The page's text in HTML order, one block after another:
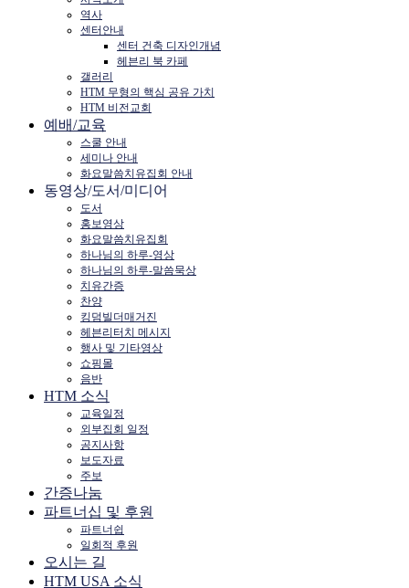
역사
센터안내
센터 건축 디자인개념
헤븐리 북 카페
갤러리
HTM 무형의 핵심 공유 가치
HTM 비전교회
예배/교육
스쿨 안내
세미나 안내
화요말씀치유집회 안내
동영상/도서/미디어
도서
홍보영상
화요말씀치유집회
하나님의 하루-영상
하나님의 하루-말씀묵상
치유간증
찬양
킹덤빌더매거진
헤븐리터치 메시지
행사 및 기타영상
쇼핑몰
음반
HTM 소식
교육일정
외부집회 일정
공지사항
보도자료
주보
간증나눔
파트너십 및 후원
파트너쉽
일회적 후원
오시는 길
HTM USA 소식